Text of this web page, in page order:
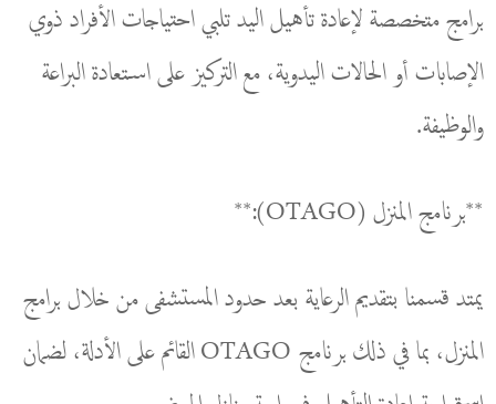
برامج متخصصة لإعادة تأهيل اليد تلبي احتياجات الأفراد ذوي
الإصابات أو الحالات اليدوية، مع التركيز على استعادة البراعة
والوظيفة.
**برنامج المنزل (OTAGO):**
يمتد قسمنا بتقديم الرعاية بعد حدود المستشفى من خلال برامج
المنزل، بما في ذلك برنامج OTAGO القائم على الأدلة، لضمان